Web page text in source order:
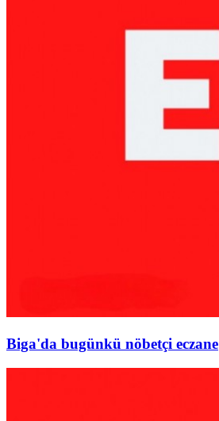
Biga'da bugünkü nöbetçi eczane